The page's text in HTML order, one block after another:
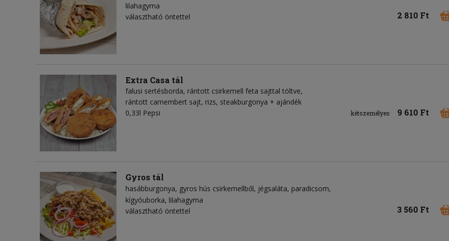
lilahagyma
választható öntettel
2 810 Ft
Extra Casa tál
falusi sertésborda, rántott csirkemell feta sajttal töltve,
rántott camembert sajt, rizs, steakburgonya + ajándék
0,33l Pepsi
kétszemélyes 9 610 Ft
Gyros tál
hasábburgonya gyros hús csirkemellből jégsaláta paradicsom
kígyóuborka lilahagyma
választható öntettel
3 560 Ft